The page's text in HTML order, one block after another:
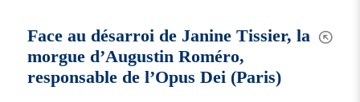
Face au désarroi de Janine Tissier, la
morgue d’Augustin Roméro,
responsable de l’Opus Dei (Paris)